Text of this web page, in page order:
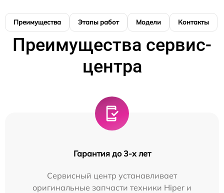
Преимущества Этапы работ Модели Контакты
Преимущества сервис-
центра
Гарантия до 3-х лет
Сервисный центр устанавливает
оригинальные запчасти техники Hiper и